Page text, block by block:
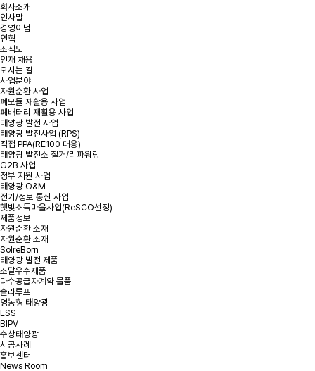
회사소개
인사말
경영이념
연혁
조직도
인재 채용
오시는 길
사업분야
자원순환 사업
폐모듈 재활용 사업
폐배터리 재활용 사업
태양광 발전 사업
태양광 발전사업 (RPS)
직접 PPA(RE100 대응)
태양광 발전소 철거/리파워링
G2B 사업
정부 지원 사업
태양광 O&M
전기/정보 통신 사업
햇빛소득마을사업(ReSCO선정)
제품정보
자원순환 소재
자원순환 소재
SolreBorn
태양광 발전 제품
조달우수제품
다수공급자계약 물품
솔라루프
영농형 태양광
ESS
BIPV
수상태양광
시공사례
홍보센터
News Room